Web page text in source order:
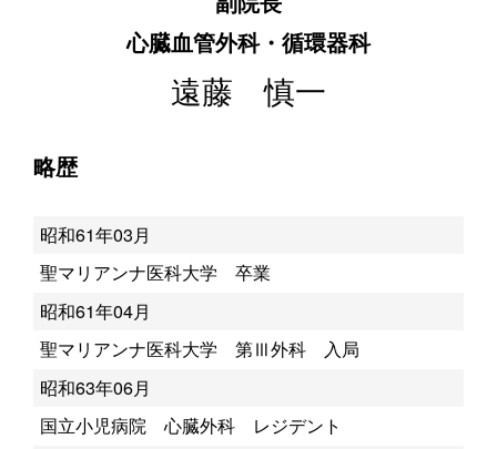
心臓血管外科・循環器科
遠藤 慎一
略歴
昭和61年03月
聖マリアンナ医科大学 卒業
昭和61年04月
聖マリアンナ医科大学 第Ⅲ外科 入局
昭和63年06月
国立小児病院 心臓外科 レジデント